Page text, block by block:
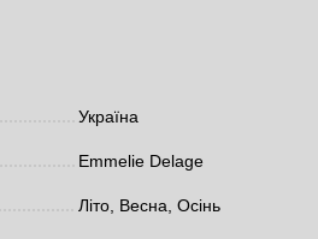
Україна
Emmelie Delage
Літо, Весна, Осінь